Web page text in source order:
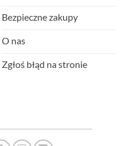
Bezpieczne zakupy
O nas
Zgłoś błąd na stronie